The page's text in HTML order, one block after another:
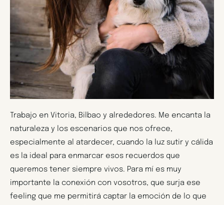
Trabajo en Vitoria, Bilbao y alrededores. Me encanta la
naturaleza y los escenarios que nos ofrece,
especialmente al atardecer, cuando la luz sutir y cálida
es la ideal para enmarcar esos recuerdos que
queremos tener siempre vivos. Para mí es muy
importante la conexión con vosotros, que surja ese
feeling que me permitirá captar la emoción de lo que